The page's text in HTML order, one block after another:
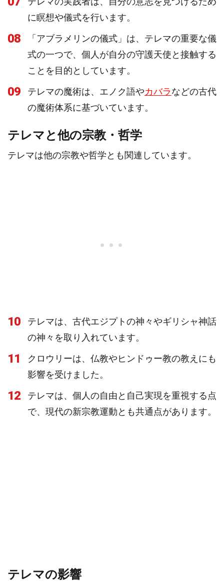
に瞑想や儀式を行います。
08
「アブラメリンの儀式」は、テレマの重要な儀
式の一つで、個人が自分の守護天使と接触する
ことを目的としています。
09 テレマの魔術は、エノク語やカバラなどの古代
の魔術体系に基づいています。
テレマと他の宗教・哲学
テレマは他の宗教や哲学とも関連しています。
10
テレマは、古代エジプトの神々やギリシャ神話
の神々を取り入れています。
11
クロウリーは、仏教やヒンドゥー教の教えにも
影響を受けました。
12
テレマは、個人の自由と自己実現を重視する点
で、現代の新宗教運動とも共通点があります。
テレマの影響